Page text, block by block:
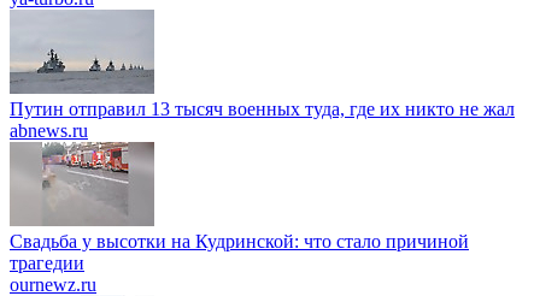
Путин отправил 13 тысяч военных туда, где их никто не жал
abnews.ru
Свадьба у высотки на Кудринской: что стало причиной
трагедии
ournewz.ru